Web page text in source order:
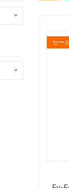
セー